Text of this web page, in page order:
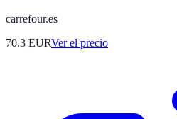
carrefour.es
70.3 EURVer el precio